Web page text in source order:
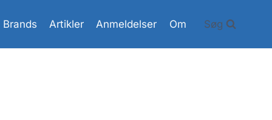
Brands Artikler Anmeldelser Om Søg